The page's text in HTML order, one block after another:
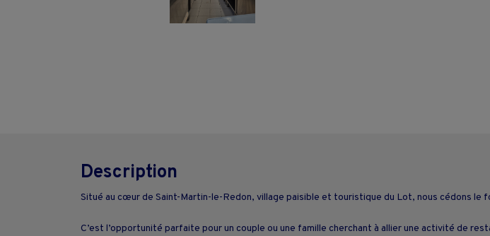
Description
Situé au cœur de Saint-Martin-le-Redon, village paisible et touristique du Lot, nous cédons le
C’est l’opportunité parfaite pour un couple ou une famille cherchant à allier une activité de